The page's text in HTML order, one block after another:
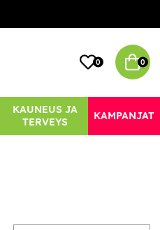
0 0
KAUNEUS JA
TERVEYS
KAMPANJAT